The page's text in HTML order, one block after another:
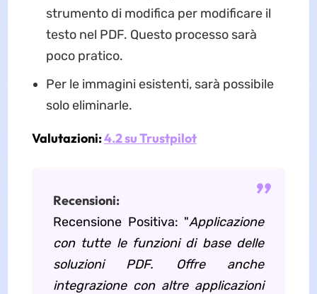
strumento di modifica per modificare il
testo nel PDF. Questo processo sarà
poco pratico.
Per le immagini esistenti, sarà possibile
solo eliminarle.
Valutazioni:4.2 su Trustpilot
Recensioni:
Recensione Positiva: "Applicazione
con tutte le funzioni di base delle
soluzioni PDF. Offre anche
integrazione con altre applicazioni